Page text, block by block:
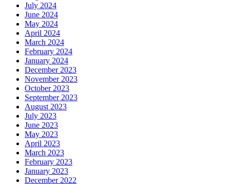
July 2024
June 2024
May 2024
April 2024
March 2024
February 2024
January 2024
December 2023
November 2023
October 2023
September 2023
August 2023
July 2023
June 2023
May 2023
April 2023
March 2023
February 2023
January 2023
December 2022